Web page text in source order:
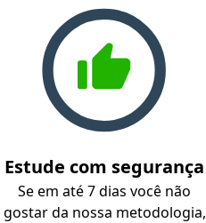
Estude com segurança
Se em até 7 dias você não
gostar da nossa metodologia,